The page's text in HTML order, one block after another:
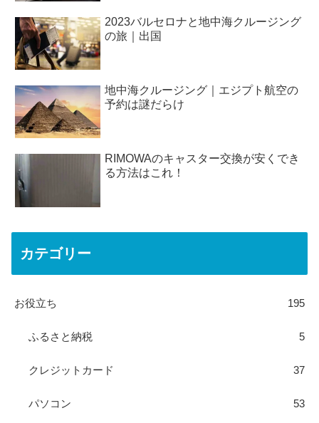
2023バルセロナと地中海クルージング
の旅｜出国
地中海クルージング｜エジプト航空の
予約は謎だらけ
RIMOWAのキャスター交換が安くでき
る方法はこれ！
カテゴリー
お役立ち 195
ふるさと納税 5
クレジットカード 37
パソコン 53